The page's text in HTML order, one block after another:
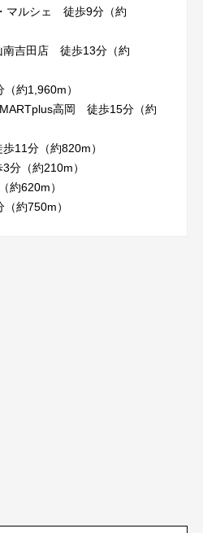
マルシェ 徒歩9分（約
南吉田店 徒歩13分（約
約1,960m）
高岡 徒歩15分（約
11分（約820m）
分（約210m）
約620m）
約750m）